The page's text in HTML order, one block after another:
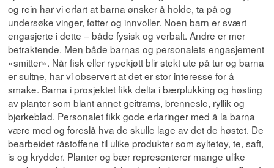
og rein har vi erfart at barna ønsker å holde, ta på og
undersøke vinger, føtter og innvoller. Noen barn er svært
engasjerte i dette – både fysisk og verbalt. Andre er mer
betraktende. Men både barnas og personalets engasjement
«smitter». Når fisk eller rypekjøtt blir stekt ute på tur og barna
er sultne, har vi observert at det er stor interesse for å
smake. Barna i prosjektet fikk delta i bærplukking og høsting
av planter som blant annet geitrams, brennesle, ryllik og
bjørkeblad. Personalet fikk gode erfaringer med å la barna
være med og foreslå hva de skulle lage av det de høstet. De
bearbeidet råstoffene til ulike produkter som syltetøy, te, saft,
is og krydder. Planter og bær representerer mange ulike